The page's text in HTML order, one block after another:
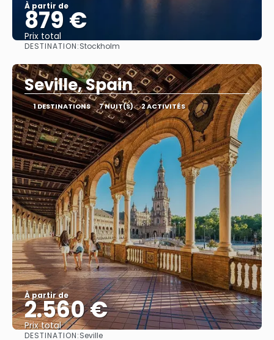
À partir de
879 €
Prix ​​total
DESTINATION:Stockholm
Seville, Spain
1 DESTINATIONS 7 NUIT(S) 2 ACTIVITÉS
À partir de
2.560 €
Prix ​​total
DESTINATION:Seville